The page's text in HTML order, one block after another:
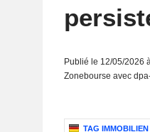
Publié le 12/05/2026
Zonebourse avec
TAG IMMOBILIEN